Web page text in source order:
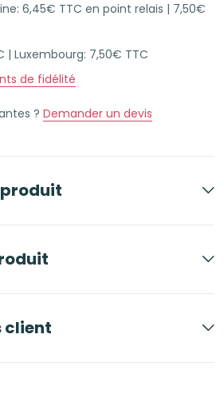
6,45€ TTC en point relais | 7,50€
| Luxembourg: 7,50€ TTC
de fidélité
? Demander un devis
client